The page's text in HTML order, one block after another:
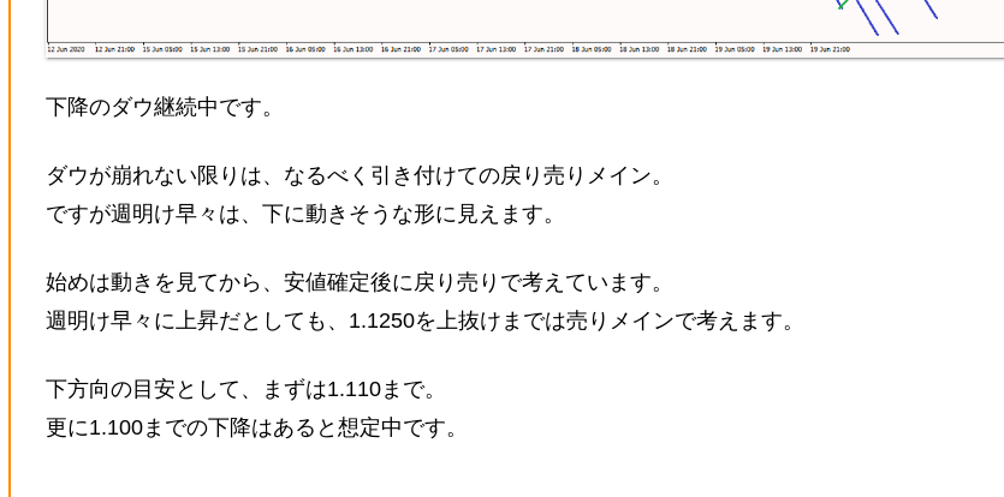
下降のダウ継続中です。
ダウが崩れない限りは、なるべく引き付けての戻り売りメイン。
ですが週明け早々は、下に動きそうな形に見えます。
始めは動きを見てから、安値確定後に戻り売りで考えています。
週明け早々に上昇だとしても、1.1250を上抜けまでは売りメインで考えます。
下方向の目安として、まずは1.110まで。
更に1.100までの下降はあると想定中です。